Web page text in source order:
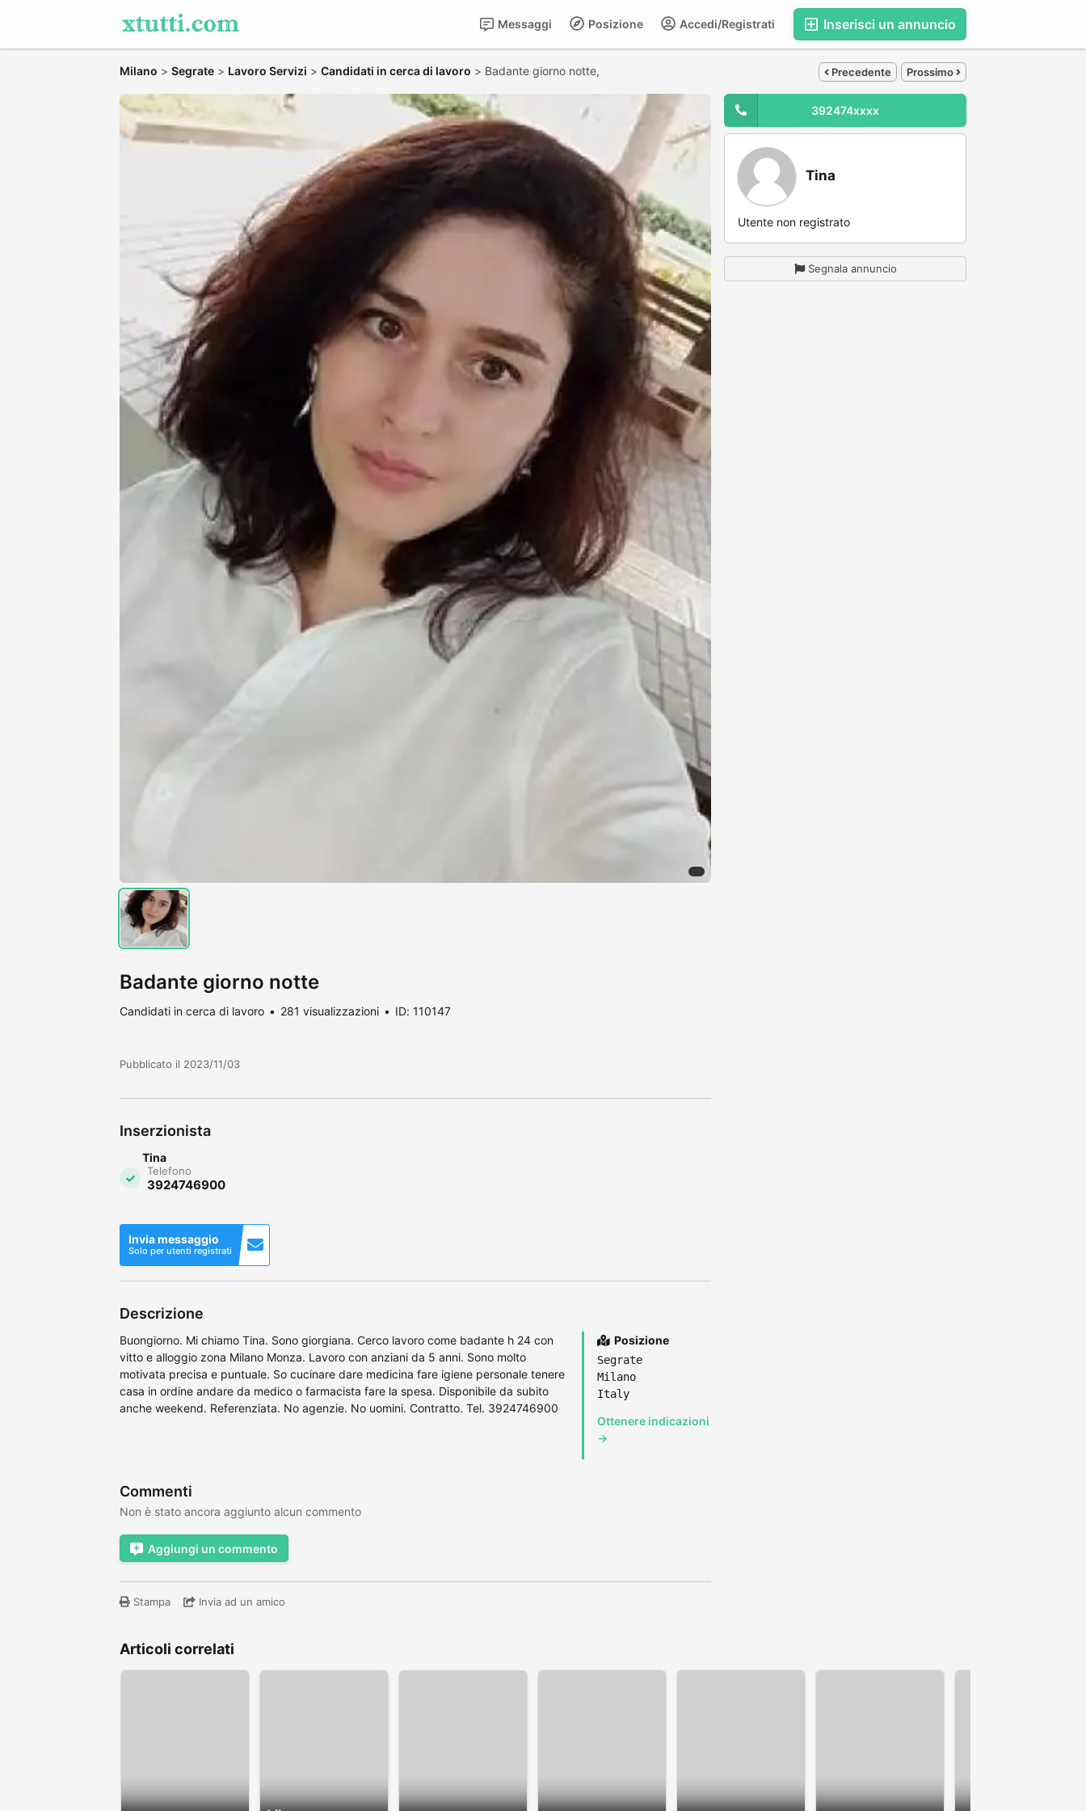
Inserisci un annuncio
Accedi/Registrati
Posizione
Messaggi
Milano > Segrate > Lavoro Servizi > Candidati in cerca di lavoro > Badante giorno notte, Precedente Prossimo
Badante giorno notte
Candidati in cerca di lavoro 281 visualizzazioni ID: 110147
Pubblicato il 2023/11/03
Inserzionista
Tina
Telefono
3924746900
Invia messaggio
Solo per utenti registrati
Descrizione
Buongiorno. Mi chiamo Tina. Sono giorgiana. Cerco lavoro come badante h 24 con
vitto e alloggio zona Milano Monza. Lavoro con anziani da 5 anni. Sono molto
motivata precisa e puntuale. So cucinare dare medicina fare igiene personale tenere
casa in ordine andare da medico o farmacista fare la spesa. Disponibile da subito
anche weekend. Referenziata. No agenzie. No uomini. Contratto. Tel. 3924746900
Posizione
Segrate
Milano
Italy
Ottenere indicazioni
→
Commenti
Non è stato ancora aggiunto alcun commento
Aggiungi un commento
Stampa Invia ad un amico
392474xxxx
Tina
Utente non registrato
Segnala annuncio
Articoli correlati